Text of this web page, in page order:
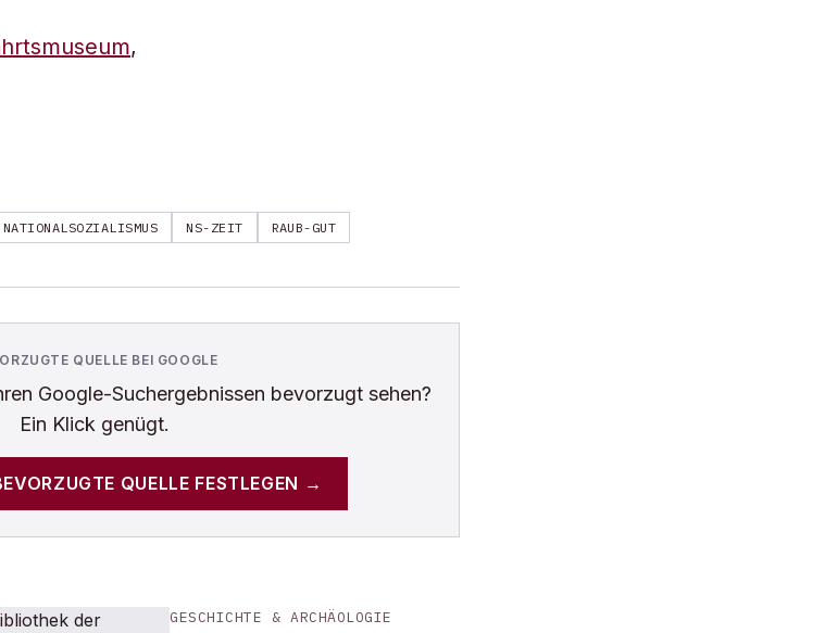
,
NATIONALSOZIALISMUS NS-ZEIT RAUB-GUT
QUELLE BEI GOOGLE
Google-Suchergebnissen bevorzugt sehen?
Ein Klick genügt.
QUELLE FESTLEGEN →
GESCHICHTE & ARCHÄOLOGIE